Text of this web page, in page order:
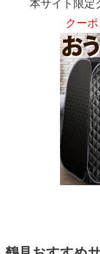
本サイト限定
クー